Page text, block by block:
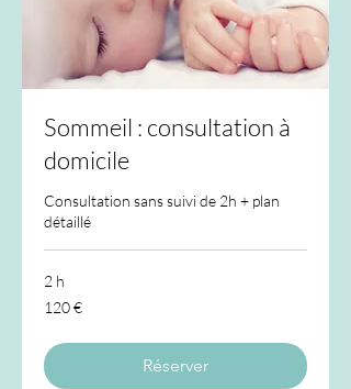
Sommeil : consultation à
domicile
Consultation sans suivi de 2h + plan
détaillé
2 h
120
euros
120 €
Réserver